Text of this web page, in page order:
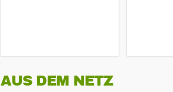
AUS DEM NETZ